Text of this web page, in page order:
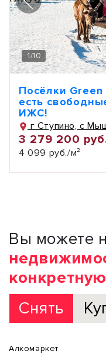
1/10
Посёлки
есть
ИЖС!
г Ступино, с
3 279 200
4 099 руб./м²
Вы можете
Снять
Алкомаркет